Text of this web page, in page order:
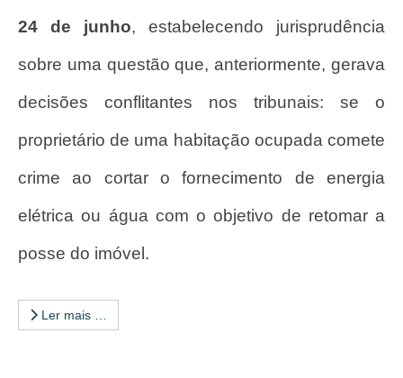
24 de junho, estabelecendo jurisprudência
sobre uma questão que, anteriormente, gerava
decisões conflitantes nos tribunais: se o
proprietário de uma habitação ocupada comete
crime ao cortar o fornecimento de energia
elétrica ou água com o objetivo de retomar a
posse do imóvel.
Ler mais …